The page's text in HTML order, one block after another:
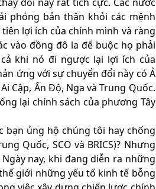
phóng bản thân khỏi các mệnh
lợi ích của chính mình và ràng
vào đồng đô la để buộc họ phải
khi nó đi ngược lại lợi ích của
ứng với sự chuyển đổi này có Ả
Cập, Ấn Độ, Nga và Trung Quốc.
lại chính sách của phương Tây
bạn ủng hộ chúng tôi hay chống
Quốc, SCO và BRICS)? Nhưng
nay, khi đang diễn ra những
giới những yếu tố kinh tế bỗng